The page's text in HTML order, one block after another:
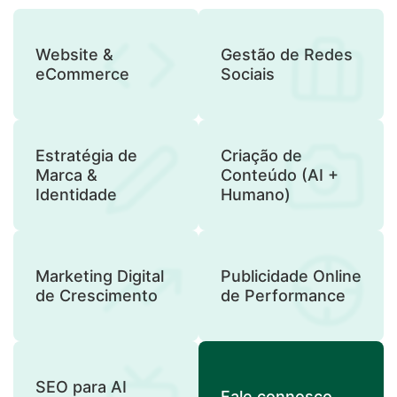
Website &
eCommerce
Gestão de Redes
Sociais
Estratégia de
Marca &
Identidade
Criação de
Conteúdo (AI +
Humano)
Marketing Digital
de Crescimento
Publicidade Online
de Performance
SEO para AI